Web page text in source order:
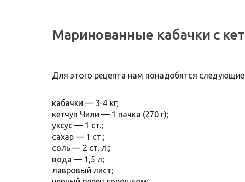
Маринованные кабачки с
Для этого рецепта нам понадобятся
кабачки — 3-4 кг;
кетчуп Чили — 1 пачка (270 г);
уксус — 1 ст.;
сахар — 1 ст.;
соль — 2 ст. л.;
вода — 1,5 л;
лавровый лист;